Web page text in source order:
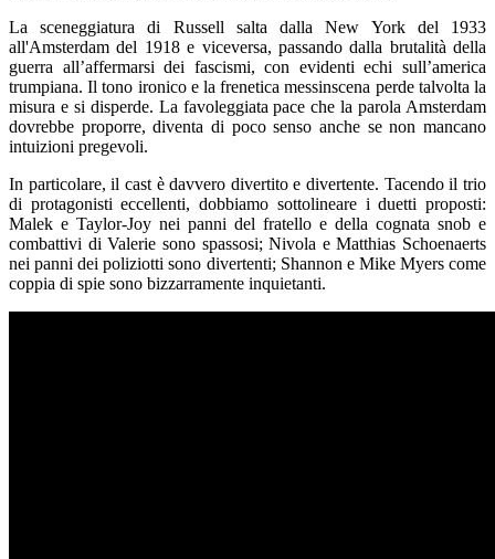
La sceneggiatura di Russell salta dalla New York del 1933
all'Amsterdam del 1918 e viceversa, passando dalla brutalità della
guerra all’affermarsi dei fascismi, con evidenti echi sull’america
trumpiana. Il tono ironico e la frenetica messinscena perde talvolta la
misura e si disperde. La favoleggiata pace che la parola Amsterdam
dovrebbe proporre, diventa di poco senso anche se non mancano
intuizioni pregevoli.
In particolare, il cast è davvero divertito e divertente. Tacendo il trio
di protagonisti eccellenti, dobbiamo sottolineare i duetti proposti:
Malek e Taylor-Joy nei panni del fratello e della cognata snob e
combattivi di Valerie sono spassosi; Nivola e Matthias Schoenaerts
nei panni dei poliziotti sono divertenti; Shannon e Mike Myers come
coppia di spie sono bizzarramente inquietanti.